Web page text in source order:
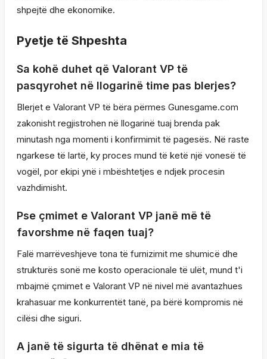
shpejtë dhe ekonomike.
Pyetje të Shpeshta
Sa kohë duhet që Valorant VP të
pasqyrohet në llogarinë time pas blerjes?
Blerjet e Valorant VP të bëra përmes Gunesgame.com
zakonisht regjistrohen në llogarinë tuaj brenda pak
minutash nga momenti i konfirmimit të pagesës. Në raste
ngarkese të lartë, ky proces mund të ketë një vonesë të
vogël, por ekipi ynë i mbështetjes e ndjek procesin
vazhdimisht.
Pse çmimet e Valorant VP janë më të
favorshme në faqen tuaj?
Falë marrëveshjeve tona të furnizimit me shumicë dhe
strukturës sonë me kosto operacionale të ulët, mund t'i
mbajmë çmimet e Valorant VP në nivel më avantazhues
krahasuar me konkurrentët tanë, pa bërë kompromis në
cilësi dhe siguri.
A janë të sigurta të dhënat e mia të